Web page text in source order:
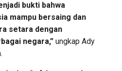
bukti bahwa
mampu bersaing dan
setara dengan
negara,” ungkap Ady